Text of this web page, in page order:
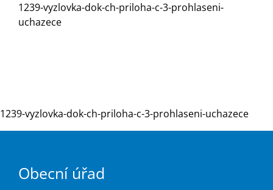
Koupaliště
1239-vyzlovka-dok-ch-priloha-c-3-prohlaseni-
uchazece
1239-vyzlovka-dok-ch-priloha-c-3-prohlaseni-uchazece
Obecní úřad